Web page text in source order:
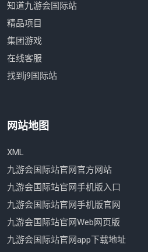
知道九游会国际站
精品项目
集团游戏
在线客服
找到j9国际站
网站地图
XML
九游会国际站官网官方网站
九游会国际站官网手机版入口
九游会国际站官网手机版官网
九游会国际站官网Web网页版
九游会国际站官网app下载地址